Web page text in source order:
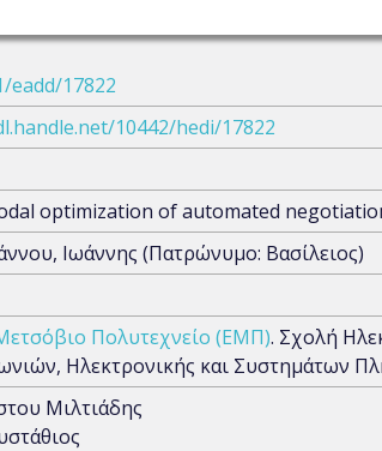
eadd/17822
10442/hedi/17822
optimization of automated
Ιωάννης (Πατρώνυμο: Βασίλειος)
Πολυτεχνείο (ΕΜΠ). Σχολή
Ηλεκτρονικής και Συστημάτων
Μιλτιάδης